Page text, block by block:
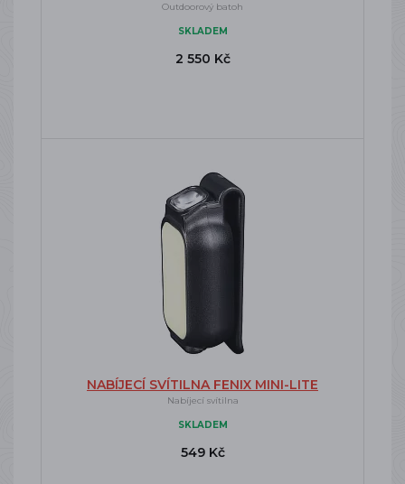
Outdoorový batoh
SKLADEM
2 550 Kč
NABÍJECÍ SVÍTILNA FENIX MINI-LITE
Nabíjecí svítilna
SKLADEM
549 Kč